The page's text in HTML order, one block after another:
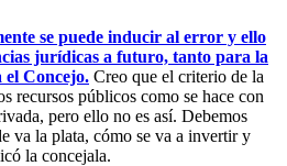
se puede inducir al error y ello
jurídicas a futuro, tanto para la
Concejo. Creo que el criterio de la
recursos públicos como se hace con
pero ello no es así. Debemos
va la plata, cómo se va a invertir y
la concejala.